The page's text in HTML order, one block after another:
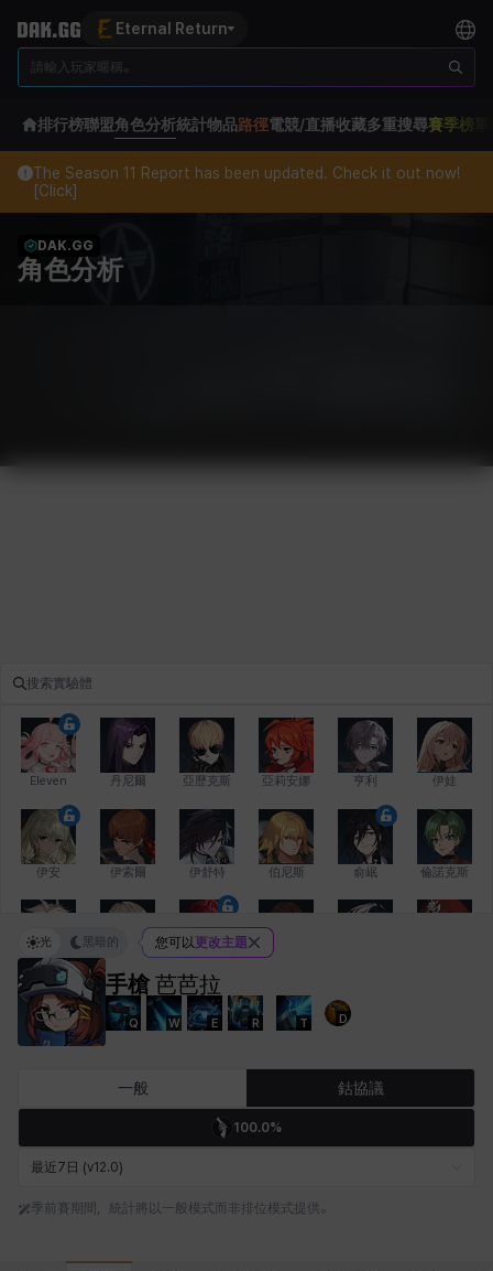
Eternal Return
排行榜聯盟角色分析統計物品路徑電競/直播收藏多重搜尋賽季榜單
The Season 11 Report has been updated. Check it out now!
[Click]
DAK.GG
角色分析
Eleven 丹尼爾 亞歷克斯 亞莉安娜 亨利 伊娃
伊安 伊索爾 伊舒特 伯尼斯 俞岷 倫諾克斯
傑琪 克雷弗
妮婭 妮琪 威廉 娜汀 尤斯蒂娜 布萊爾
手槍 芭芭拉
Q W E R T D
光 黑暗的 您可以更改主題
一般 鈷協議
100.0%
最近7日 (v12.0)
季前賽期間，統計將以一般模式而非排位模式提供。